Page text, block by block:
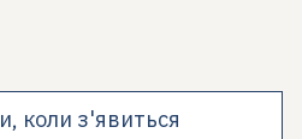
коли з'явиться